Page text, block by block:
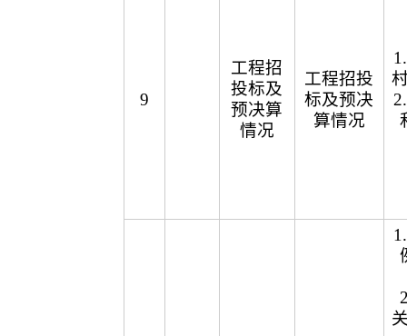
9
工程招
投标及
预决算
情况
工程招投
标及预决
算情况